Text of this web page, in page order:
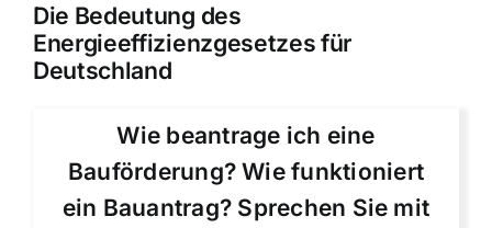
Die Bedeutung des
Energieeffizienzgesetzes für
Deutschland
Wie beantrage ich eine
Bauförderung? Wie funktioniert
ein Bauantrag? Sprechen Sie mit